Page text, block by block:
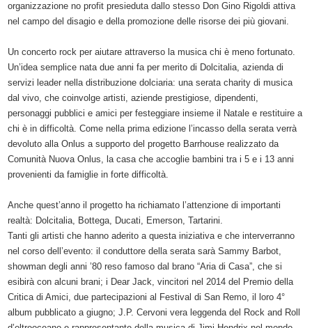
organizzazione no profit presieduta dallo stesso Don Gino Rigoldi attiva
nel campo del disagio e della promozione delle risorse dei più giovani.
Un concerto rock per aiutare attraverso la musica chi è meno fortunato.
Un’idea semplice nata due anni fa per merito di Dolcitalia, azienda di
servizi leader nella distribuzione dolciaria: una serata charity di musica
dal vivo, che coinvolge artisti, aziende prestigiose, dipendenti,
personaggi pubblici e amici per festeggiare insieme il Natale e restituire a
chi è in difficoltà. Come nella prima edizione l’incasso della serata verrà
devoluto alla Onlus a supporto del progetto Barrhouse realizzato da
Comunità Nuova Onlus, la casa che accoglie bambini tra i 5 e i 13 anni
provenienti da famiglie in forte difficoltà.
Anche quest’anno il progetto ha richiamato l’attenzione di importanti
realtà: Dolcitalia, Bottega, Ducati, Emerson, Tartarini.
Tanti gli artisti che hanno aderito a questa iniziativa e che interverranno
nel corso dell’evento: il conduttore della serata sarà Sammy Barbot,
showman degli anni ’80 reso famoso dal brano “Aria di Casa”, che si
esibirà con alcuni brani; i Dear Jack, vincitori nel 2014 del Premio della
Critica di Amici, due partecipazioni al Festival di San Remo, il loro 4°
album pubblicato a giugno; J.P. Cervoni vera leggenda del Rock and Roll